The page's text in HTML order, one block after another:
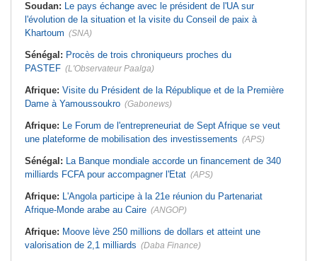
Soudan: Le pays échange avec le président de l'UA sur
l'évolution de la situation et la visite du Conseil de paix à
Khartoum (SNA)
Sénégal: Procès de trois chroniqueurs proches du
PASTEF (L'Observateur Paalga)
Afrique: Visite du Président de la République et de la Première
Dame à Yamoussoukro (Gabonews)
Afrique: Le Forum de l'entrepreneuriat de Sept Afrique se veut
une plateforme de mobilisation des investissements (APS)
Sénégal: La Banque mondiale accorde un financement de 340
milliards FCFA pour accompagner l'Etat (APS)
Afrique: L'Angola participe à la 21e réunion du Partenariat
Afrique-Monde arabe au Caire (ANGOP)
Afrique: Moove lève 250 millions de dollars et atteint une
valorisation de 2,1 milliards (Daba Finance)